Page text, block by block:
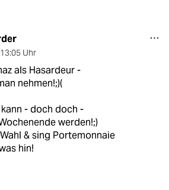
13:05 Uhr
als Hasardeur -
nehmen!;)(
kann - doch doch -
werden!;)
& sing Portemonnaie
hin!